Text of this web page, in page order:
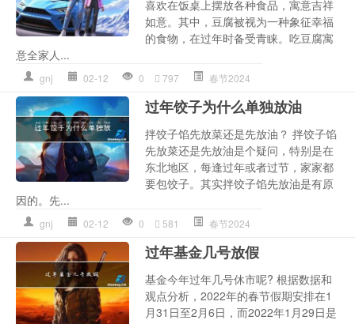
喜欢在饭桌上摆放各种食品，寓意吉祥
如意。其中，豆腐被视为一种象征幸福
的食物，在过年时备受青睐。吃豆腐寓
意全家人...
gnj 02-12 0 797 春节2024
过年饺子为什么单独放油
拌饺子馅先放菜还是先放油？ 拌饺子馅
先放菜还是先放油是个疑问，特别是在
东北地区，每逢过年或者过节，家家都
要包饺子。其实拌饺子馅先放油是有原
因的。先...
gnj 02-12 0 581 春节2024
过年基金几号放假
基金今年过年几号休市呢? 根据数据和
观点分析，2022年的春节假期安排在1
月31日至2月6日，而2022年1月29日是